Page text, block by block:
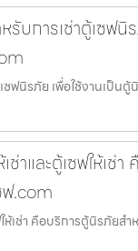
บการเช่าตู้เซฟนิ
ฟนิรภัย เพื่อใช้งานเป็น
าและตู้เซฟให้เช่
ฟ.com
เช่า คือบริการตู้นิรภัยสำ